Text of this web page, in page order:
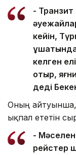
-
кейін,
келген
отыр,
деді
Оның айтуынша,
ықпал ететін
-
рейстер